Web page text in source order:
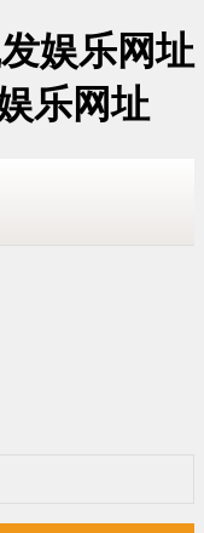
娱乐网址
乐网址